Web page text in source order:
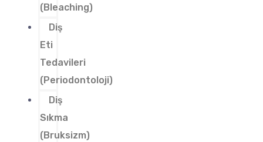
(Bleaching)
Diş
Eti
Tedavileri
(Periodontoloji)
Diş
Sıkma
(Bruksizm)